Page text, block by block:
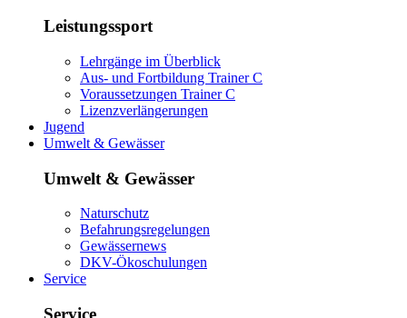
Leistungssport
Lehrgänge im Überblick
Aus- und Fortbildung Trainer C
Voraussetzungen Trainer C
Lizenzverlängerungen
Jugend
Umwelt & Gewässer
Umwelt & Gewässer
Naturschutz
Befahrungsregelungen
Gewässernews
DKV-Ökoschulungen
Service
Service